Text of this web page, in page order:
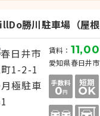
勝川駐車場（屋根
賃料：
愛知県春日井